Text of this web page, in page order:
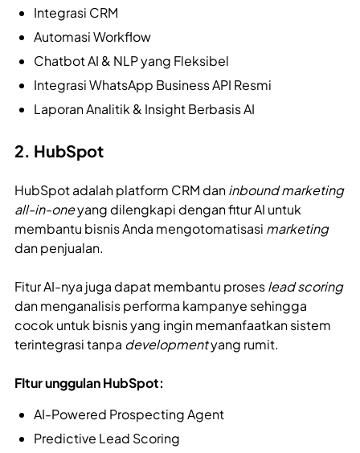
Integrasi CRM
Automasi Workflow
Chatbot AI & NLP yang Fleksibel
Integrasi WhatsApp Business API Resmi
Laporan Analitik & Insight Berbasis AI
2. HubSpot
HubSpot adalah platform CRM daninbound marketing
all-in-oneyang dilengkapi dengan fitur AI untuk
membantu bisnis Anda mengotomatisasi marketing
dan penjualan.
Fitur AI-nya juga dapat membantu proseslead scoring
dan menganalisis performa kampanye sehingga
cocok untuk bisnis yang ingin memanfaatkan sistem
terintegrasi tanpa developmentyang rumit.
FItur unggulan HubSpot:
AI-Powered Prospecting Agent
Predictive Lead Scoring